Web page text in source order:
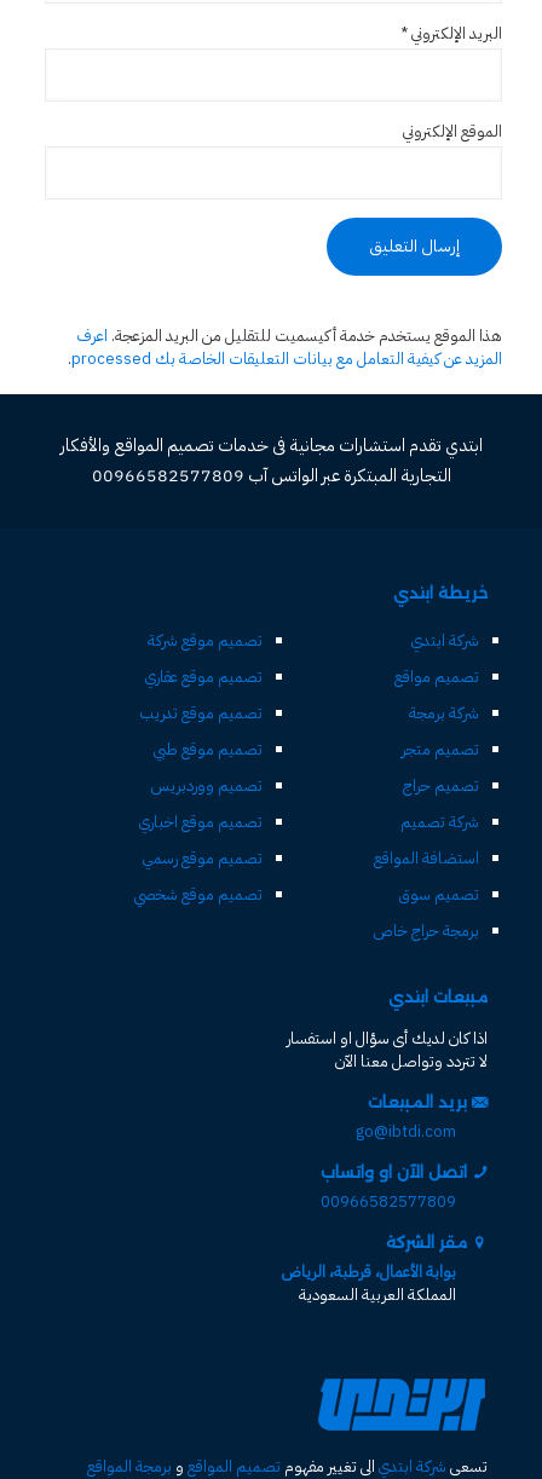
البريد الإلكتروني*
الموقع الإلكتروني
هذا الموقع يستخدم خدمة أكيسميت للتقليل من البريد المزعجة. اعرف
المزيد عن كيفية التعامل مع بيانات التعليقات الخاصة بك processed
.
ابتدي تقدم استشارات مجانية فى خدمات تصميم المواقع والأفكار
التجارية المبتكرة عبر الواتس آب 00966582577809
خريطة ابتدي
شركة ابتدي
تصميم مواقع
شركة برمجة
تصميم متجر
تصميم حراج
شركة تصميم
استضافة المواقع
تصميم سوق
برمجة حراج خاص
تصميم موقع شركة
تصميم موقع عقاري
تصميم موقع تدريب
تصميم موقع طبي
تصميم ووردبريس
تصميم موقع اخباري
تصميم موقع رسمي
تصميم موقع شخصي
مبيعات ابتدي
اذا كان لديك أى سؤال او استفسار
لا تتردد وتواصل معنا الآن
بريد المبيعات
go@ibtdi.com
اتصل الآن او واتساب
00966582577809
مقر الشركة
بوابة الأعمال، قرطبة، الرياض
المملكة العربية السعودية
تسعى شركة ابتدي الى تغيير مفهوم تصميم المواقع و برمجة المواقع